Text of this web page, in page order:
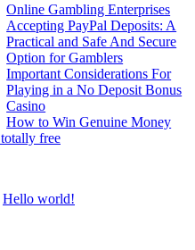
Online Gambling Enterprises
Accepting PayPal Deposits: A
Practical and Safe And Secure
Option for Gamblers
Important Considerations For
Playing in a No Deposit Bonus
Casino
How to Win Genuine Money
free
Hello world!